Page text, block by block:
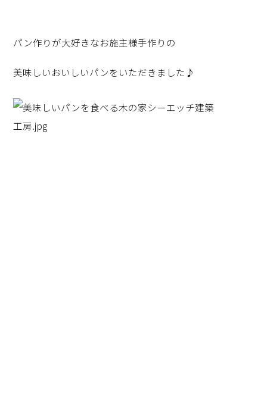
パン作りが大好きなお施主様手作りの
美味しいおいしいパンをいただきました♪